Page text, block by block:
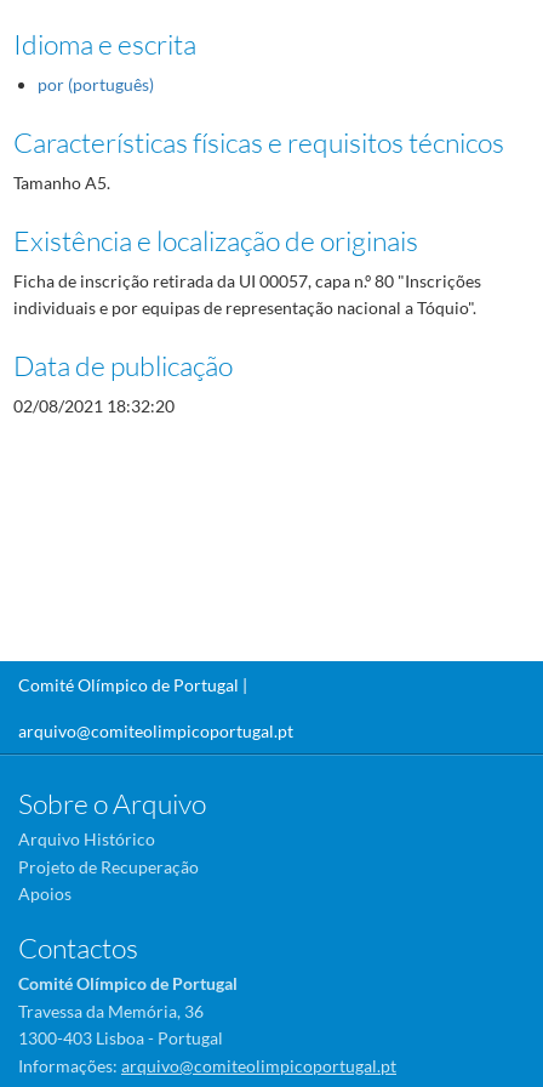
Idioma e escrita
por (português)
Características físicas e requisitos técnicos
Tamanho A5.
Existência e localização de originais
Ficha de inscrição retirada da UI 00057, capa n.º 80 "Inscrições
individuais e por equipas de representação nacional a Tóquio".
Data de publicação
02/08/2021 18:32:20
Comité Olímpico de Portugal |
arquivo@comiteolimpicoportugal.pt
Sobre o Arquivo
Arquivo Histórico
Projeto de Recuperação
Apoios
Contactos
Comité Olímpico de Portugal
Travessa da Memória, 36
1300-403 Lisboa - Portugal
Informações: arquivo@comiteolimpicoportugal.pt